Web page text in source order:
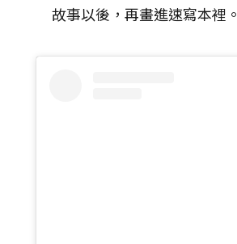
故事以後，再畫進速寫本裡。